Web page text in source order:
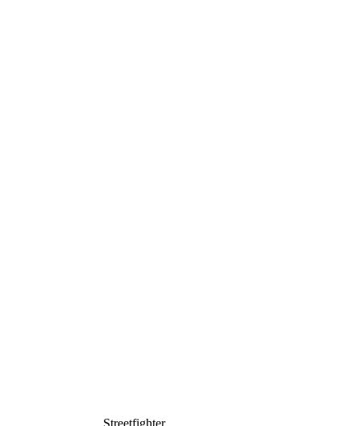
Streetfighter